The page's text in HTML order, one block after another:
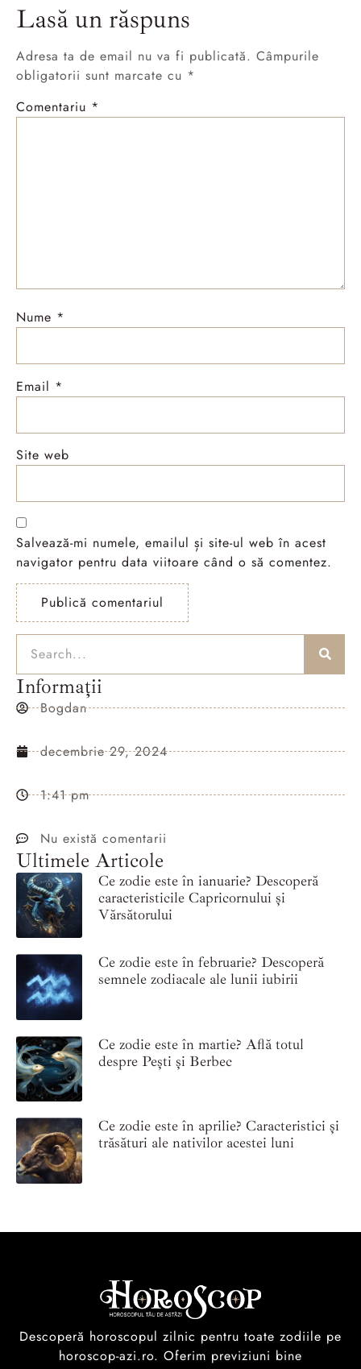
Lasă un răspuns
Adresa ta de email nu va fi publicată. Câmpurile
obligatorii sunt marcate cu *
Comentariu *
Nume *
Email *
Site web
Salvează-mi numele, emailul și site-ul web în acest
navigator pentru data viitoare când o să comentez.
Informații
Bogdan
decembrie 29, 2024
1:41 pm
Nu există comentarii
Ultimele Articole
Ce zodie este în ianuarie? Descoperă
caracteristicile Capricornului și
Vărsătorului
Ce zodie este în februarie? Descoperă
semnele zodiacale ale lunii iubirii
Ce zodie este în martie? Află totul
despre Pești și Berbec
Ce zodie este în aprilie? Caracteristici și
trăsături ale nativilor acestei luni
Descoperă horoscopul zilnic pentru toate zodiile pe
horoscop-azi.ro. Oferim previziuni bine